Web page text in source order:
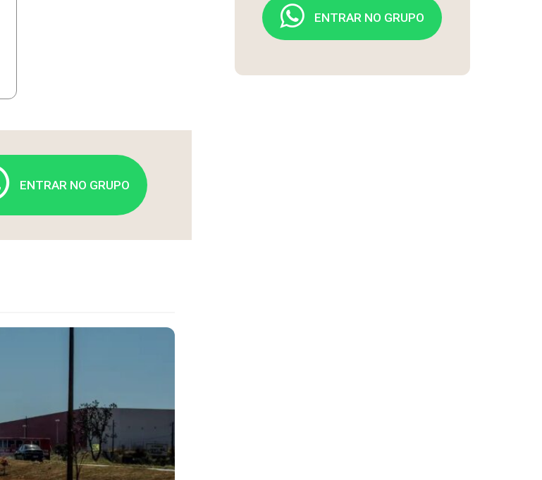
ENTRAR NO GRUPO
ENTRAR NO GRUPO